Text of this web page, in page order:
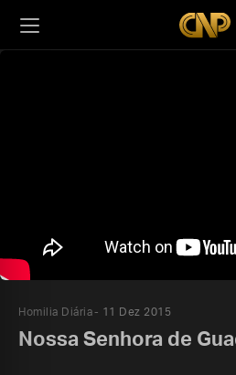
Homilia Diária 11 Dez 2015
Nossa Senhora de